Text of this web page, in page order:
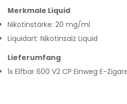
Merkmale Liquid
Nikotinstärke: 20 mg/ml
Liquidart: Nikotinsalz Liquid
Lieferumfang
1x Elfbar 600 V2 CP Einweg E-